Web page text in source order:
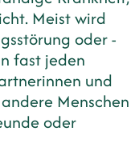
Meist wird
oder -
fast jeden
und
Menschen
oder